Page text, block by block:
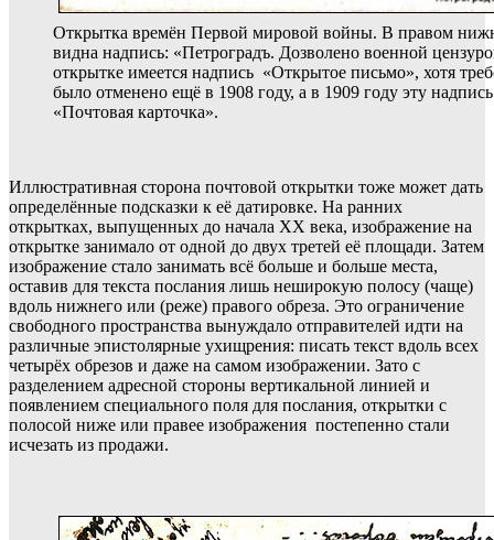
Открытка времён Первой мировой войны. В правом
видна надпись: «Петроградъ. Дозволено военной
открытке имеется надпись «Открытое письмо», хотя
было отменено ещё в 1908 году, а в 1909 году эту
«Почтовая карточка».
Иллюстративная сторона почтовой открытки тоже может дать
определённые подсказки к её датировке. На ранних
открытках, выпущенных до начала ХХ века, изображение на
открытке занимало от одной до двух третей её площади. Затем
изображение стало занимать всё больше и больше места,
оставив для текста послания лишь неширокую полосу (чаще)
вдоль нижнего или (реже) правого обреза. Это ограничение
свободного пространства вынуждало отправителей идти на
различные эпистолярные ухищрения: писать текст вдоль всех
четырёх обрезов и даже на самом изображении. Зато с
разделением адресной стороны вертикальной линией и
появлением специального поля для послания, открытки с
полосой ниже или правее изображения постепенно стали
исчезать из продажи.